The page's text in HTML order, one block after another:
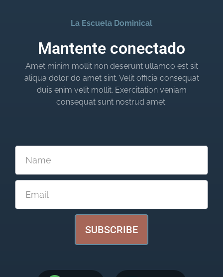
La Escuela Dominical
Mantente conectado
Amet minim mollit non deserunt ullamco est sit
aliqua dolor do amet sint. Velit officia consequat
duis enim velit mollit. Exercitation veniam
consequat sunt nostrud amet.
SUBSCRIBE